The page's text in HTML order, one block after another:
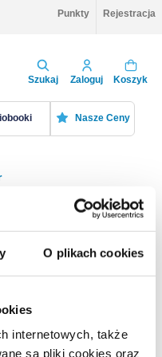
O plikach cookies
internetowych, także
są pliki cookies oraz
Punkty Rejestracja
Szukaj Zaloguj Koszyk
Nasze Ceny
Sortuj
Na stronie